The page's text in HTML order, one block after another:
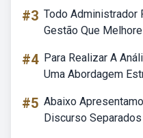
#3 Todo Administrador
Gestão Que
#4 Para Realizar A
Uma Abordagem
#5 Abaixo
Discurso